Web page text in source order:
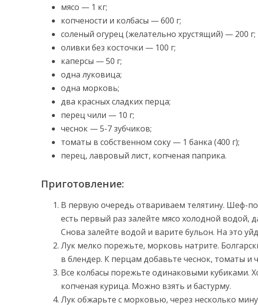
мясо — 1 кг;
копчености и колбасы — 600 г;
соленый огурец (желательно хрустящий) — 200 г;
оливки без косточки — 100 г;
каперсы — 50 г;
одна луковица;
одна морковь;
два красных сладких перца;
перец чили — 10 г;
чеснок — 5-7 зубчиков;
томаты в собственном соку — 1 банка (400 г);
перец, лавровый лист, копченая паприка.
Приготовление:
В первую очередь отвариваем телятину. Шеф-
есть первый раз залейте мясо холодной водой,
Снова залейте водой и варите бульон. На это
Лук мелко порежьте, морковь натрите.
в блендер. К перцам добавьте чеснок, томаты и
Все колбасы порежьте одинаковыми кубиками.
копченая курица. Можно взять и бастурму.
Лук обжарьте с морковью, через несколько